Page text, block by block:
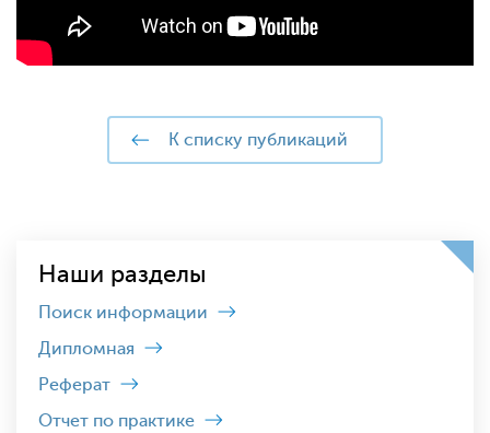
к списку публикаций
Наши разделы
Поиск информации
Дипломная
Реферат
Отчет по практике